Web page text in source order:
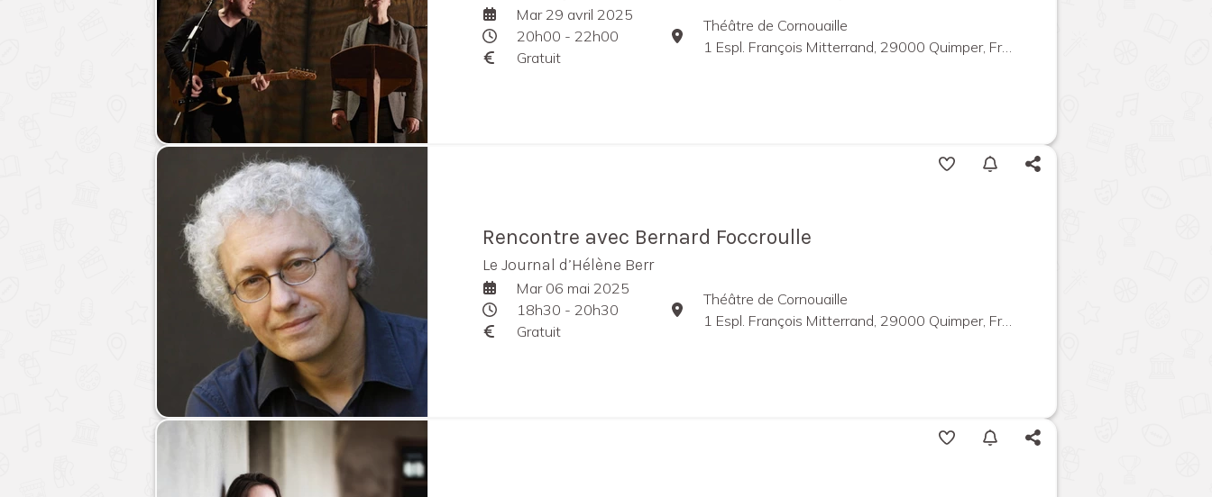
Mar 29 avril 2025
20h00 - 22h00
Gratuit
Théâtre de Cornouaille
1 Espl. François Mitterrand, 29000 Quimper, France
Rencontre avec Bernard Foccroulle
Le Journal d’Hélène Berr
Mar 06 mai 2025
18h30 - 20h30
Gratuit
Théâtre de Cornouaille
1 Espl. François Mitterrand, 29000 Quimper, France